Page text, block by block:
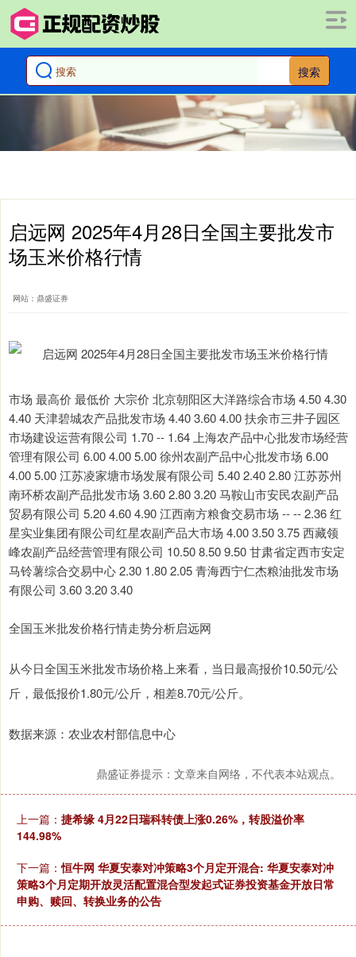
搜索
启远网 2025年4月28日全国主要批发市
场玉米价格行情
网站：鼎盛证券
市场 最高价 最低价 大宗价 北京朝阳区大洋路综合市场 4.50 4.30
4.40 天津碧城农产品批发市场 4.40 3.60 4.00 扶余市三井子园区
市场建设运营有限公司 1.70 -- 1.64 上海农产品中心批发市场经营
管理有限公司 6.00 4.00 5.00 徐州农副产品中心批发市场 6.00
4.00 5.00 江苏凌家塘市场发展有限公司 5.40 2.40 2.80 江苏苏州
南环桥农副产品批发市场 3.60 2.80 3.20 马鞍山市安民农副产品
贸易有限公司 5.20 4.60 4.90 江西南方粮食交易市场 -- -- 2.36 红
星实业集团有限公司红星农副产品大市场 4.00 3.50 3.75 西藏领
峰农副产品经营管理有限公司 10.50 8.50 9.50 甘肃省定西市安定
马铃薯综合交易中心 2.30 1.80 2.05 青海西宁仁杰粮油批发市场
有限公司 3.60 3.20 3.40
全国玉米批发价格行情走势分析启远网
从今日全国玉米批发市场价格上来看，当日最高报价10.50元/公
斤，最低报价1.80元/公斤，相差8.70元/公斤。
数据来源：农业农村部信息中心
鼎盛证券提示：文章来自网络，不代表本站观点。
上一篇： 捷希缘 4月22日瑞科转债上涨0.26%，转股溢价率
144.98%
下一篇：恒牛网 华夏安泰对冲策略3个月定开混合: 华夏安泰对冲
策略3个月定期开放灵活配置混合型发起式证券投资基金开放日常
申购、赎回、转换业务的公告